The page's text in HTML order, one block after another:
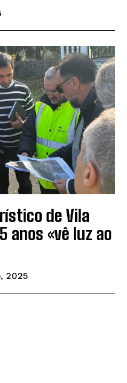
de Vila
anos «vê luz ao
2025